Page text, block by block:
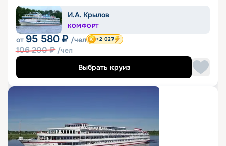
И.А. Крылов
КОМФОРТ
от 95 580 ₽ /чел
106 200₽ /чел
+2 027
Выбрать круиз